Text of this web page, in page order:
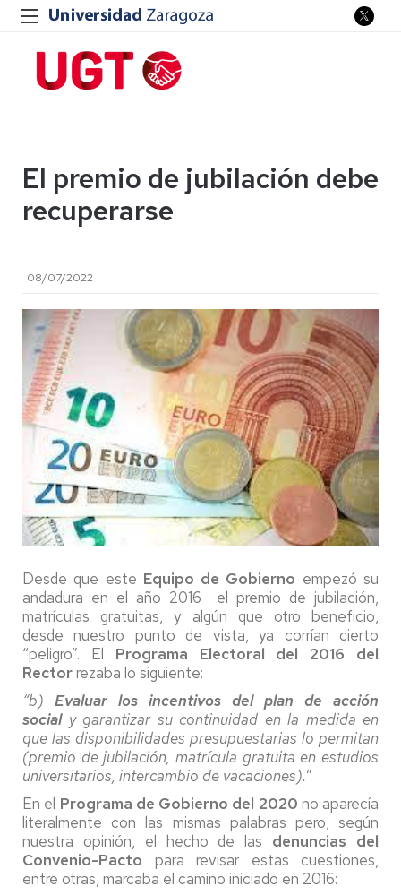
El premio de jubilación debe
recuperarse
08/07/2022
Desde que este Equipo de Gobierno empezó su
andadura en el año 2016 el premio de jubilación,
matrículas gratuitas, y algún que otro beneficio,
desde nuestro punto de vista, ya corrían cierto
“peligro”. El Programa Electoral del 2016 del
Rectorrezaba lo siguiente:
“b) Evaluar los incentivos del plan de acción
social y garantizar su continuidad en la medida en
que las disponibilidades presupuestarias lo permitan
(premio de jubilación, matrícula gratuita en estudios
universitarios, intercambio de vacaciones).”
En el Programa de Gobierno del 2020 no aparecía
literalmente con las mismas palabras pero, según
nuestra opinión, el hecho de las denuncias del
Convenio-Pacto para revisar estas cuestiones,
entre otras, marcaba el camino iniciado en 2016: